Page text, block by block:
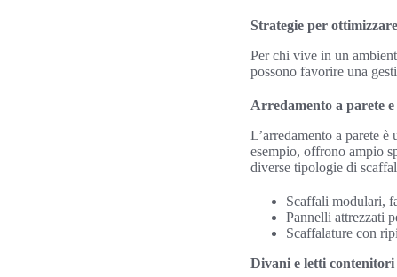
Strategie per
Per chi vive in un
possono favorire una
Arredamento a parete
L’arredamento a parete
esempio, offrono ampio
diverse tipologie di
Scaffali modulari,
Pannelli attrezzati
Scaffalature con
Divani e letti contenitori